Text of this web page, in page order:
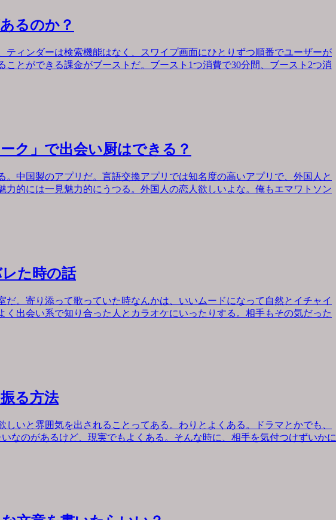
るのか？
ティンダーは検索機能はなく、スワイプ画面にひとりずつ順番でユーザーが
とができる課金がブーストだ。ブースト1つ消費で30分間、ブースト2つ消
ク」で出会い厨はできる？
中国製のアプリだ。言語交換アプリでは知名度の高いアプリで、外国人と
力的には一見魅力的にうつる。外国人の恋人欲しいよな。俺もエマワトソン
た時の話
だ。寄り添って歌っていた時なんかは、いいムードになって自然とイチャイ
く出会い系で知り合った人とカラオケにいったりする。相手もその気だった
る方法
いと雰囲気を出されることってある。わりとよくある。ドラマとかでも、
なのがあるけど、現実でもよくある。そんな時に、相手を気付つけずいかに